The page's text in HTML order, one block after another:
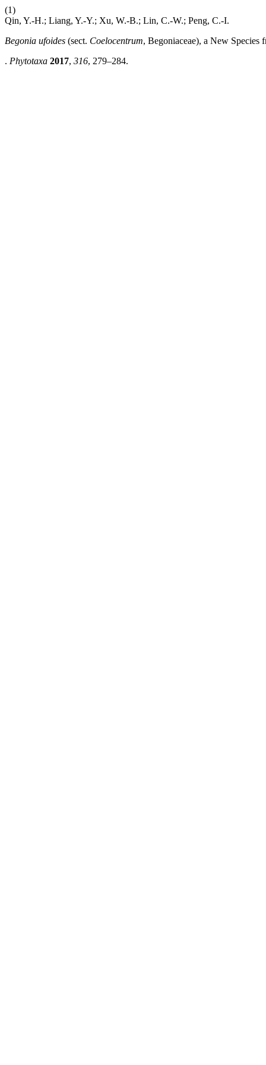
(1)
Qin, Y.-H.; Liang, Y.-Y.; Xu, W.-B.; Lin, C.-W.; Peng, C.-I.
Begonia ufoides (sect. Coelocentrum, Begoniaceae), a New
. Phytotaxa 2017, 316, 279–284.